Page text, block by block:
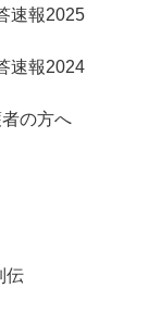
速報2025
速報2024
の方へ
伝